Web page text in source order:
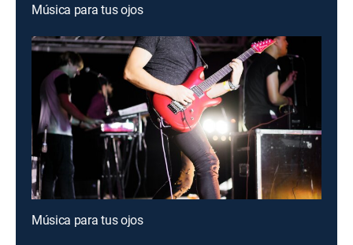
Música para tus ojos
Música para tus ojos